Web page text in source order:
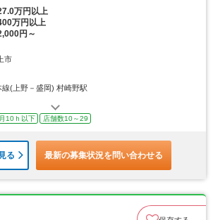
万円以上
万円以上
円～
市
線(上野－盛岡) 村崎野駅
10ｈ以下 店舗数10～29
る 最新の募集状況を問い合わせる